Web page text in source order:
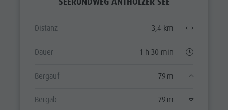
Distanz 3,4 km
Dauer 1 h 30 min
Bergauf 79 m
Bergab 79 m